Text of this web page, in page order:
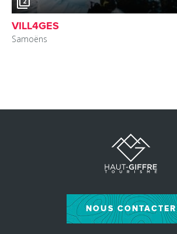
VILL4GES
Samoëns
NOUS CONTACTER